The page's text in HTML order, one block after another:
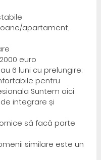
apartament,
euro
6 luni cu prelungire;
pentru
Suntem aici
integrare și
să facă parte
similare este un